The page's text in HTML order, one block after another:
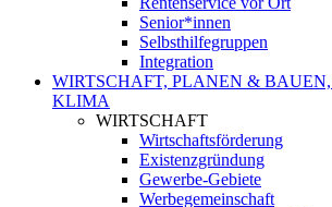
Senior*innen
Selbsthilfegruppen
Integration
WIRTSCHAFT, PLANEN &
KLIMA
WIRTSCHAFT
Wirtschaftsförderung
Existenzgründung
Gewerbe-Gebiete
Werbegemeinschaft